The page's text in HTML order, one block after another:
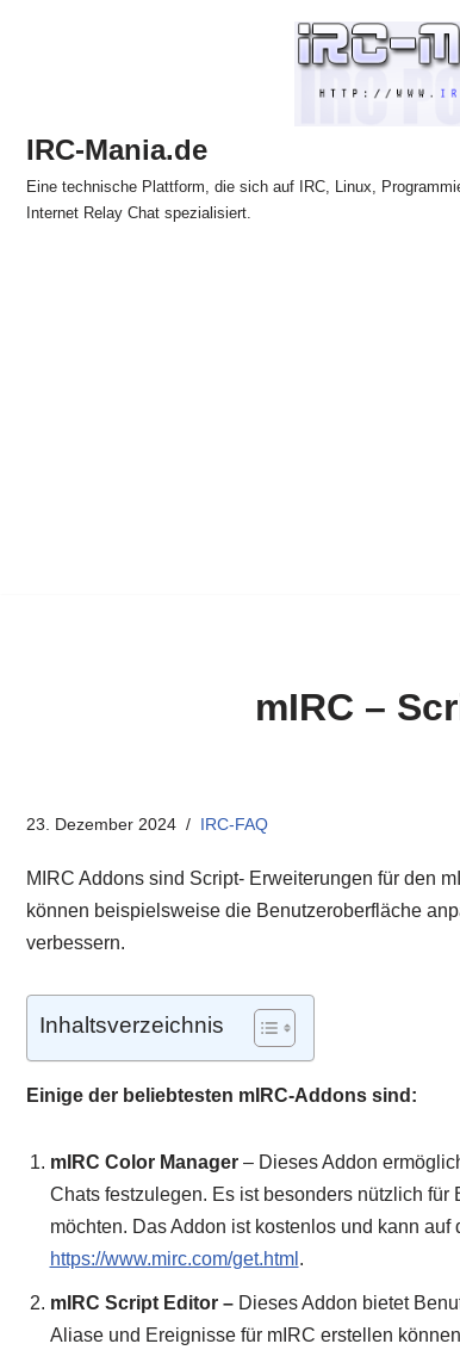
IRC-Mania.de
Eine technische Plattform, die sich auf IRC, Linux,
Internet Relay Chat spezialisiert.
mIRC –
23. Dezember 2024 IRC-FAQ
MIRC Addons sind Script- Erweiterungen für den
können beispielsweise die Benutzeroberfläche
verbessern.
Inhaltsverzeichnis
Einige der beliebtesten mIRC-Addons sind:
mIRC Color Manager– Dieses Addon
Chats festzulegen. Es ist besonders nützlich
möchten. Das Addon ist kostenlos und kann
https://www.mirc.com/get.html .
mIRC Script Editor –Dieses Addon bietet
Aliase und Ereignisse für mIRC erstellen